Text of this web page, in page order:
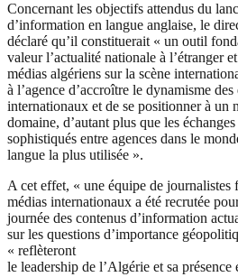
Concernant les objectifs attendus du
d’information en langue anglaise, le
déclaré qu’il constituerait « un outil
valeur l’actualité nationale à l’étranger
médias algériens sur la scène
à l’agence d’accroître le dynamisme
internationaux et de se positionner à un
domaine, d’autant plus que les
sophistiqués entre agences dans le
langue la plus utilisée ».
A cet effet, « une équipe de journalistes
médias internationaux a été recrutée
journée des contenus d’information
sur les questions d’importance
« reflèteront
le leadership de l’Algérie et sa